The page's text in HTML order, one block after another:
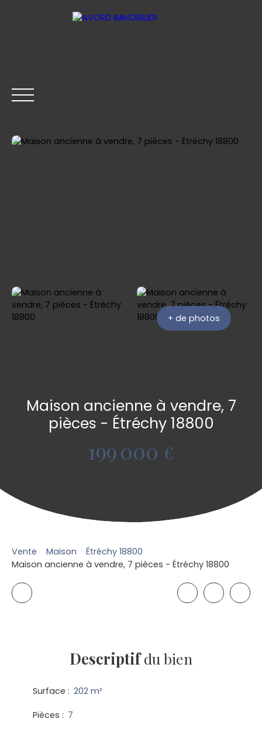
+ de photos
Maison ancienne à vendre, 7
pièces - Étréchy 18800
199 000 €
Vente Maison
Étréchy 18800
Maison ancienne à vendre, 7 pièces - Étréchy 18800
Descriptifdu bien
Surface : 202 m²
Pièces : 7